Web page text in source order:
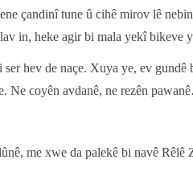
çandinî tune û cihê mirov lê
in, heke agir bi mala yekî bikeve
hev de naçe. Xuya ye, ev
Ne coyên avdanê, ne rezên
me xwe da palekê bi navê Rêlê